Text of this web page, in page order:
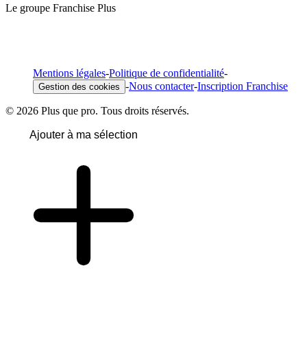
Le groupe Franchise Plus
Mentions légales-Politique de confidentialité-
Gestion des cookies -Nous contacter-Inscription Franchise
© 2026 Plus que pro. Tous droits réservés.
Ajouter à ma sélection